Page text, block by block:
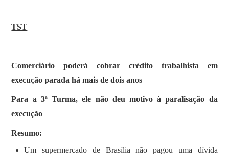
TST
Comerciário poderá cobrar crédito trabalhista em
execução parada há mais de dois anos
Para a 3ª Turma, ele não deu motivo à paralisação da
execução
Resumo:
Um supermercado de Brasília não pagou uma dívida